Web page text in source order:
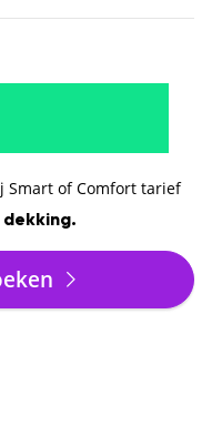
Smart of Comfort tarief
dekking.